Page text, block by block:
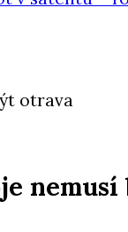
otrava